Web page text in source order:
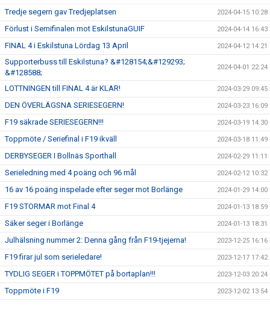
Tredje segern gav Tredjeplatsen 2024-04-15 10:28
Förlust i Semifinalen mot EskilstunaGUIF 2024-04-14 16:43
FINAL 4 i Eskilstuna Lördag 13 April 2024-04-12 14:21
Supporterbuss till Eskilstuna? &#128154;&#129293;
&#128588;
2024-04-01 22:24
LOTTNINGEN till FINAL 4 är KLAR! 2024-03-29 09:45
DEN ÖVERLÄGSNA SERIESEGERN! 2024-03-23 16:09
F19 säkrade SERIESEGERN!!! 2024-03-19 14:30
Toppmöte / Seriefinal i F19 ikväll 2024-03-18 11:49
DERBYSEGER I Bollnäs Sporthall 2024-02-29 11:11
Serieledning med 4 poäng och 96 mål 2024-02-12 10:32
16 av 16 poäng inspelade efter seger mot Borlänge 2024-01-29 14:00
F19 STORMAR mot Final 4 2024-01-13 18:59
Säker seger i Borlänge 2024-01-13 18:31
Julhälsning nummer 2: Denna gång från F19-tjejerna! 2023-12-25 16:16
F19 firar jul som serieledare! 2023-12-17 17:42
TYDLIG SEGER i TOPPMÖTET på bortaplan!!! 2023-12-03 20:24
Toppmöte i F19 2023-12-02 13:54